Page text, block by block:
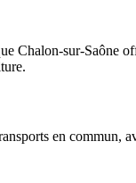
Chalon-sur-Saône
en commun,